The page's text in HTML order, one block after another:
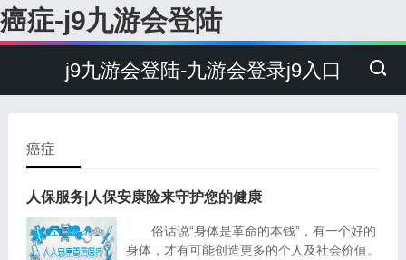
癌症-j9九游会登陆
j9九游会登陆-九游会登录j9入口
癌症
人保服务|人保安康险来守护您的健康
俗话说“身体是革命的本钱”，有一个好的
身体，才有可能创造更多的个人及社会价值。